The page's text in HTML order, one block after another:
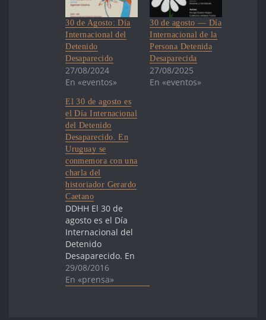
30 de Agosto: Día
Internacional del
Detenido
Desaparecido
27/08/2024
En «eventos»
30 de agosto — Día
Internacional de la
Persona Detenida
Desaparecida
27/08/2025
En «eventos»
El 30 de agosto es
el Día Internacional
del Detenido
Desaparecido. En
Uruguay se
conmemora con una
charla del
historiador Gerardo
Caetano
DDHH El 30 de
agosto es el Día
Internacional del
Detenido
Desaparecido. En
Uruguay se
conmemora con
29/08/2016
En «prensa»